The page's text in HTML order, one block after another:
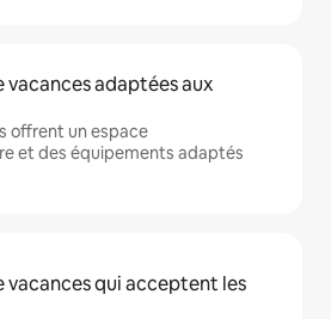
vacances adaptées aux
offrent un espace
et des équipements adaptés
vacances qui acceptent les